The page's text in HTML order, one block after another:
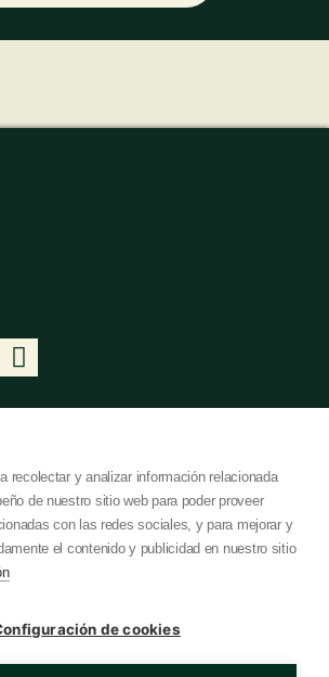
recolectar y analizar información relacionada
de nuestro sitio web para poder proveer
con las redes sociales, y para mejorar y
el contenido y publicidad en nuestro sitio
de cookies